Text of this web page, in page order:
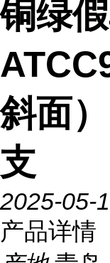
铜绿
斜面
支
2025-05-
产品详情